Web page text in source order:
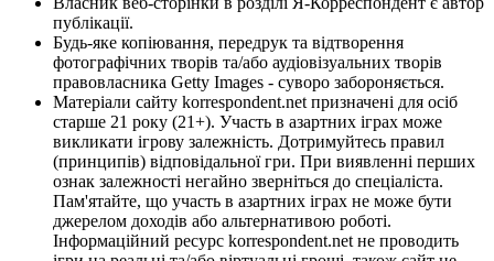
публікації.
Будь-яке копіювання, передрук та відтворення
фотографічних творів та/або аудіовізуальних творів
правовласника Getty Images - суворо забороняється.
Матеріали сайту korrespondent.net призначені для осіб
старше 21 року (21+). Участь в азартних іграх може
викликати ігрову залежність. Дотримуйтесь правил
(принципів) відповідальної гри. При виявленні перших
ознак залежності негайно зверніться до спеціаліста.
Пам'ятайте, що участь в азартних іграх не може бути
джерелом доходів або альтернативою роботі.
Інформаційний ресурс korrespondent.net не проводить